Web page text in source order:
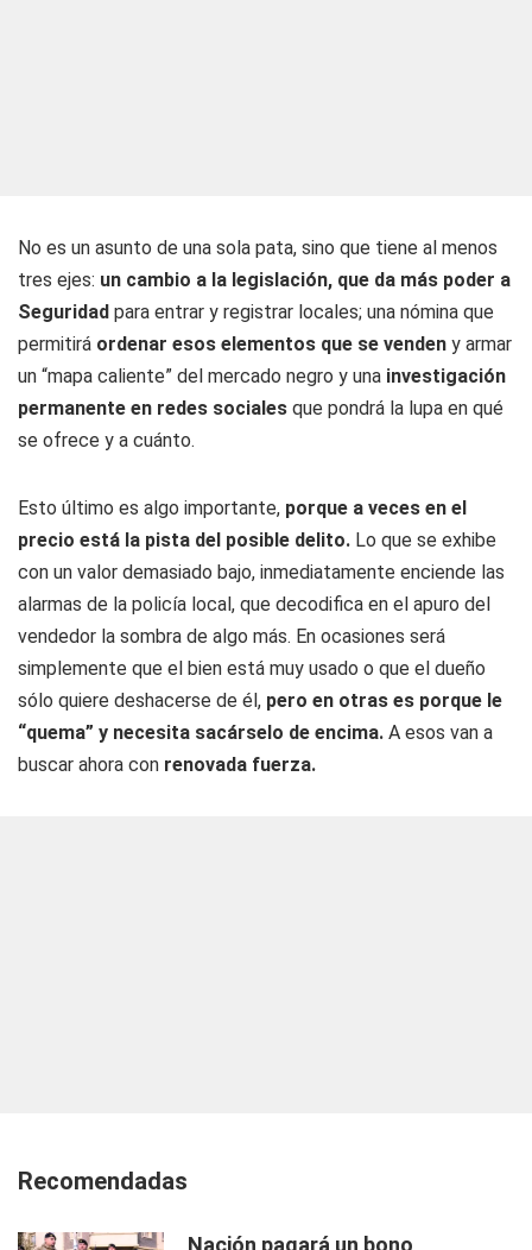
No es un asunto de una sola pata, sino que tiene al menos
tres ejes: un cambio a la legislación, que da más poder a
Seguridad para entrar y registrar locales; una nómina que
permitirá ordenar esos elementos que se venden y armar
un “mapa caliente” del mercado negro y una investigación
permanente en redes sociales que pondrá la lupa en qué
se ofrece y a cuánto.
Esto último es algo importante, porque a veces en el
precio está la pista del posible delito. Lo que se exhibe
con un valor demasiado bajo, inmediatamente enciende las
alarmas de la policía local, que decodifica en el apuro del
vendedor la sombra de algo más. En ocasiones será
simplemente que el bien está muy usado o que el dueño
sólo quiere deshacerse de él, pero en otras es porque le
“quema” y necesita sacárselo de encima. A esos van a
buscar ahora con renovada fuerza.
Recomendadas
Nación pagará un bono